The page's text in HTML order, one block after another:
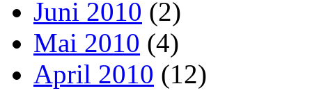
Juni 2010 (2)
Mai 2010 (4)
April 2010 (12)